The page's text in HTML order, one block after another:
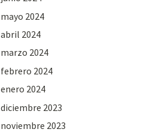
mayo 2024
abril 2024
marzo 2024
febrero 2024
enero 2024
diciembre 2023
noviembre 2023